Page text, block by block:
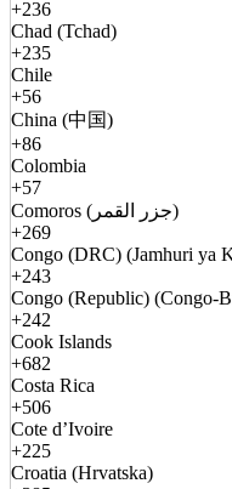
+236
Chad (Tchad)
+235
Chile
+56
China (中国)
+86
Colombia
+57
Comoros (جزر القمر)
+269
Congo (DRC) (Jamhuri ya
+243
Congo (Republic) (Congo-
+242
Cook Islands
+682
Costa Rica
+506
Cote d’Ivoire
+225
Croatia (Hrvatska)